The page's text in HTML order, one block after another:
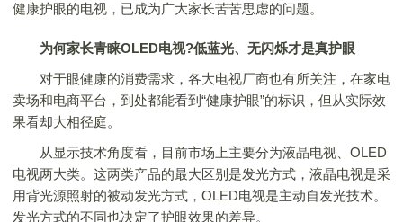
健康护眼的电视，已成为广大家长苦苦思虑的问题。
为何家长青睐OLED电视?低蓝光、无闪烁才是真护眼
对于眼健康的消费需求，各大电视厂商也有所关注，在家电
卖场和电商平台，到处都能看到“健康护眼”的标识，但从实际效
果看却大相径庭。
从显示技术角度看，目前市场上主要分为液晶电视、OLED
电视两大类。这两类产品的最大区别是发光方式，液晶电视是采
用背光源照射的被动发光方式，OLED电视是主动自发光技术。
发光方式的不同也决定了护眼效果的差异。